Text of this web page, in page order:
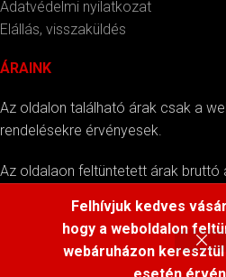
Felhívjuk kedves
hogy a weboldalon
webáruházon
Adatvédelmi nyilatkozat
Elállás, visszaküldés
ÁRAINK
Az oldalon található árak csak a
rendelésekre érvényesek.
Az oldalaon feltüntetett árak bruttó